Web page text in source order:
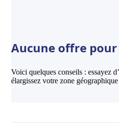
Aucune offre pour
Voici quelques conseils : essayez
élargissez votre zone